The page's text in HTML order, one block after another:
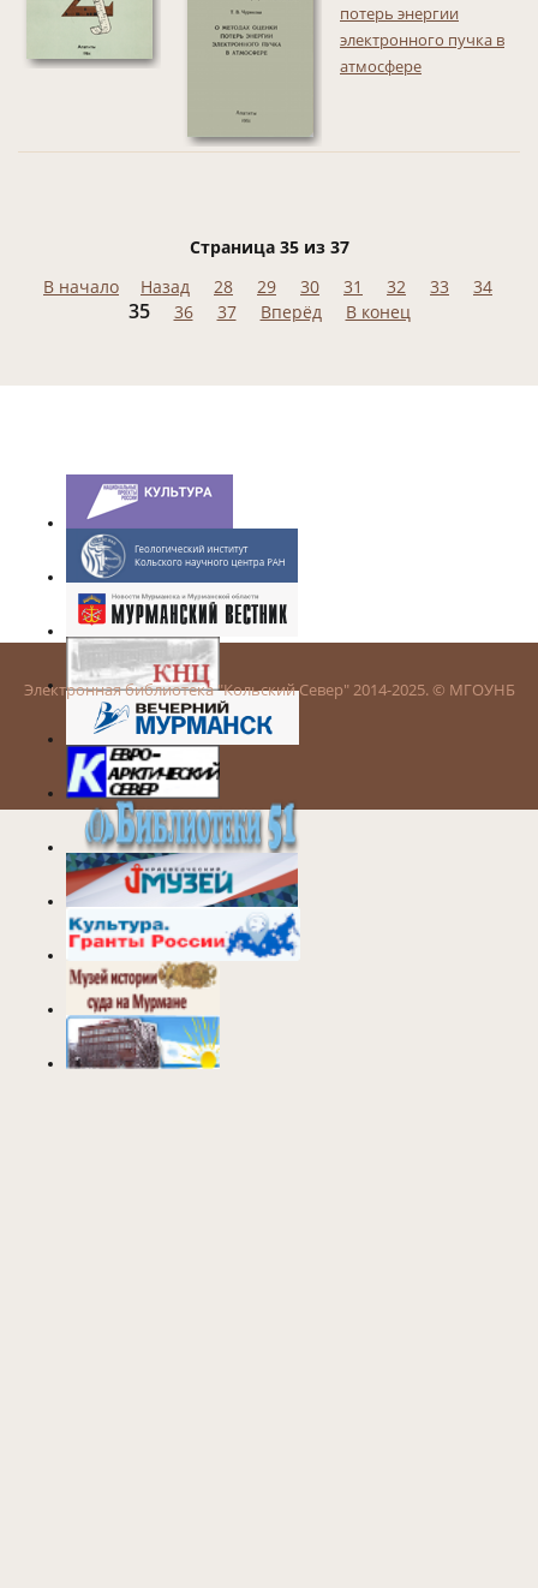
потерь энергии
электронного пучка в
атмосфере
Страница 35 из 37
В начало
Назад 28 29 30 31 32 33 34
35 36 37 Вперёд В конец
Электронная библиотека "Кольский Север" 2014-2025. © МГОУНБ